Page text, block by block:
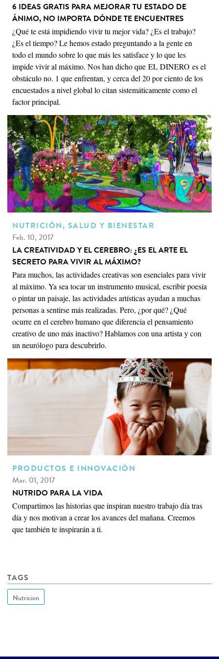
6 IDEAS GRATIS PARA MEJORAR TU ESTADO DE
ÁNIMO, NO IMPORTA DÓNDE TE ENCUENTRES
¿Qué te está impidiendo vivir tu mejor vida? ¿Es el trabajo?
¿Es el tiempo? Le hemos estado preguntando a la gente en
todo el mundo sobre lo que más les satisface y lo que les
impide vivir al máximo. Nos han dicho que EL DINERO es el
obstáculo no. 1 que enfrentan, y cerca del 20 por ciento de los
encuestados a nivel global lo citan sistemáticamente como el
factor principal.
NUTRICIÓN, SALUD Y BIENESTAR
Feb. 10, 2017
LA CREATIVIDAD Y EL CEREBRO: ¿ES EL ARTE EL
SECRETO PARA VIVIR AL MÁXIMO?
Para muchos, las actividades creativas son esenciales para vivir
al máximo. Ya sea tocar un instrumento musical, escribir poesía
o pintar un paisaje, las actividades artísticas ayudan a muchas
personas a sentirse más realizadas. Pero, ¿por qué? ¿Qué
ocurre en el cerebro humano que diferencia el pensamiento
creativo de uno más inactivo? Hablamos con una artista y con
un neurólogo para descubrirlo.
PRODUCTOS E INNOVACIÓN
Mar. 01, 2017
NUTRIDO PARA LA VIDA
Compartimos las historias que inspiran nuestro trabajo día tras
día y nos motivan a crear los avances del mañana. Creemos
que también te inspirarán a ti.
TAGS
Nutricion